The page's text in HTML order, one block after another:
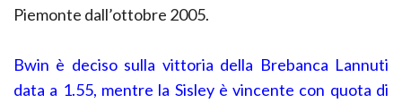
Piemonte dall’ottobre 2005.
Bwin è deciso sulla vittoria della Brebanca Lannuti
data a 1.55, mentre la Sisley è vincente con quota di